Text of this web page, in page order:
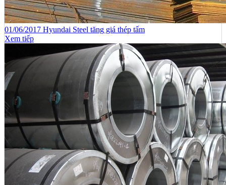
01/06/2017 Hyundai Steel tăng giá thép tấm
Xem tiếp